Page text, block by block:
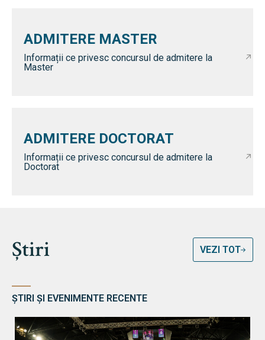
ADMITERE MASTER
Informații ce privesc concursul de admitere la
Master
ADMITERE DOCTORAT
Informații ce privesc concursul de admitere la
Doctorat
Știri VEZI TOT
ȘTIRI ȘI EVENIMENTE RECENTE